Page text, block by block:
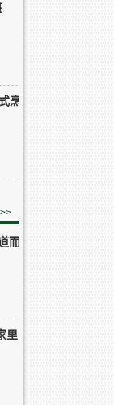
烹
而
里